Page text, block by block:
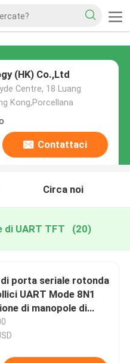
(HK) Co.,Ltd
Centre, 18 Luang
Kong,Porcellana
Contattaci
Circa noi
di UART TFT (20)
porta seriale rotonda
UART Mode 8N1
di manopole di
(65536)